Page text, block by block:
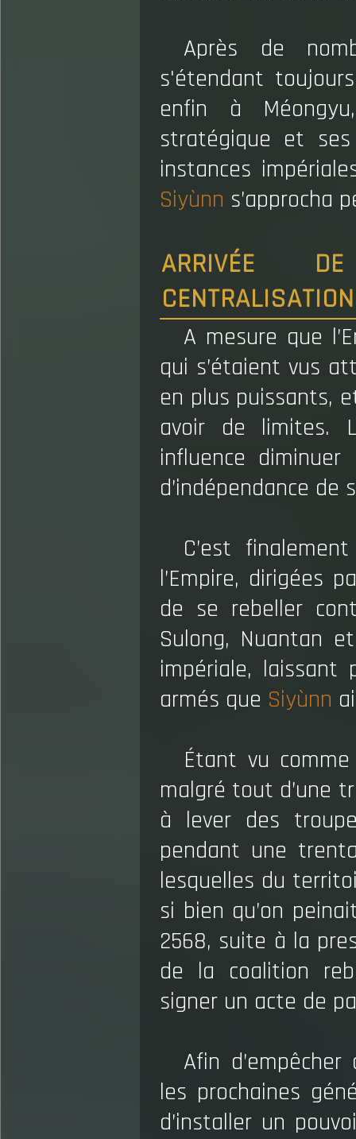
Après de
s'étendant
enfin à
stratégique et
instances
Siyùnn s’approcha
ARRIVÉE
A mesure que
qui s’étaient vus
en plus puissants,
avoir de limites.
influence
d’indépendance
C’est
l’Empire, dirigées
de se rebeller
Sulong, Nuantan
impériale, laissant
armés que Siyùnn
Étant vu
malgré tout d’une
à lever des
pendant une
lesquelles du
si bien qu’on
2568, suite à la
de la coalition
signer un acte de
Afin
les prochaines
d’installer un